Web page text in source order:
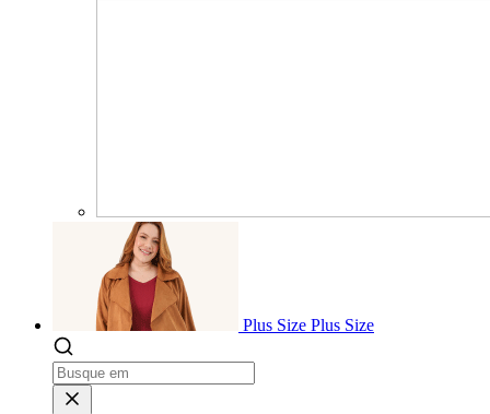
Plus Size Plus Size